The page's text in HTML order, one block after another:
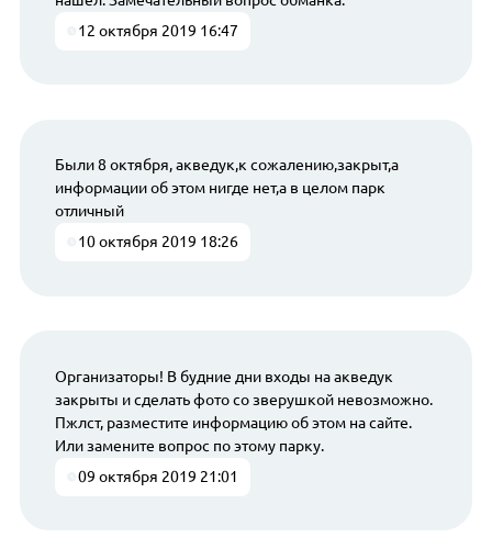
12 октября 2019 16:47
Были 8 октября, акведук,к сожалению,закрыт,а
информации об этом нигде нет,а в целом парк
отличный
10 октября 2019 18:26
Организаторы! В будние дни входы на акведук
закрыты и сделать фото со зверушкой невозможно.
Пжлст, разместите информацию об этом на сайте.
Или замените вопрос по этому парку.
09 октября 2019 21:01